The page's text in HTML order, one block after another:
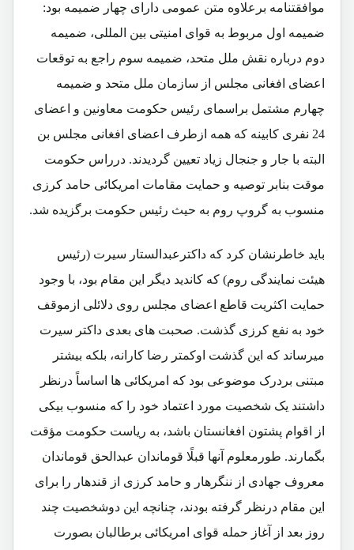
موافقتنامه برعلاوه متن عمومی دارای چهار ضمیمه بود:
ضمیمه اول مربوط به قوای امنیتی بین المللی، ضمیمه
دوم درباره نقش ملل متحد، ضمیمه سوم راجع به توقعات
اعضای افغانی مجلس از سازمان ملل متحد و ضمیمه
چهارم مشتمل براسمای رئیس حکومت معاونین و اعضای
24 نفری کابینه که همه ازطرف اعضای افغانی مجلس بن
البته با جار و جنجال زیاد تعیین گردیدند. درراس حکومت
موقت بنابر توصیه و حمایت مقامات امریکائی حامد کرزی
منسوب به گروپ روم به حیث رئیس حکومت برگزیده شد.
باید خاطرنشان کرد که داکترعبدالستار سیرت (رئیس
هیئت نمایندگی روم) که کاندید دیگر این مقام بود، با وجود
حمایت اکثریت قاطع اعضای مجلس روی دلائلی ازموقف
خود به نفع کرزی گذشت. صحبت های بعدی داکتر سیرت
میرساند که این گذشت اوکمتر رضا کارانه، بلکه بیشتر
مبتنی بردرک موضوعی بود که امریکائی ها اساساً درنظر
داشتند یک شخصیت مورد اعتماد خود را که منسوب بیکی
از اقوام پشتون افغانستان باشد، به ریاست حکومت مؤقت
بگمارند. طورمعلوم آنها قبلًا قوماندان عبدالحق قوماندان
معروف جهادی از ننگرهار و حامد کرزی از قندهار را برای
این مقام درنظر گرفته بودند، چنانچه این دوشخصیت چند
روز بعد از آغاز حمله قوای امریکائی برطالبان بصورت